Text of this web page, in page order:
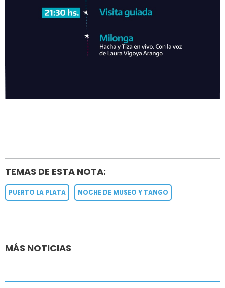
TEMAS DE ESTA NOTA:
PUERTO LA PLATA NOCHE DE MUSEO Y TANGO
MÁS NOTICIAS